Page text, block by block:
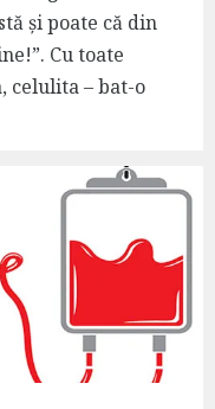
și poate că din
Cu toate
celulita – bat-o